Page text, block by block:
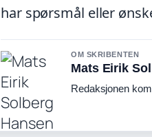
har spørsmål eller
OM SKRIBENTEN
Mats Eirik
Redaksjonen